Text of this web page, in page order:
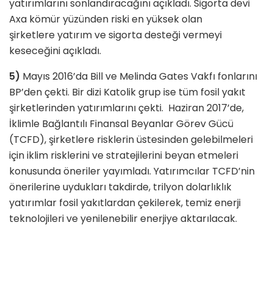
yatırımlarını sonlandıracağını açıkladı. Sigorta devi
Axa kömür yüzünden riski en yüksek olan
şirketlereyatırım ve sigorta desteği vermeyi
keseceğini açıkladı.
5) Mayıs 2016’da Bill ve Melinda Gates Vakfı fonlarını
BP’den çekti. Bir dizi Katolik grup ise tüm fosil yakıt
şirketlerinden yatırımlarını çekti. Haziran 2017’de,
İklimle Bağlantılı Finansal Beyanlar Görev Gücü
(TCFD), şirketlere risklerin üstesinden gelebilmeleri
için iklim risklerini ve stratejilerini beyan etmeleri
konusunda öneriler yayımladı. Yatırımcılar TCFD’nin
önerilerine uydukları takdirde, trilyon dolarlıklık
yatırımlar fosil yakıtlardan çekilerek, temiz enerji
teknolojileri ve yenilenebilir enerjiye aktarılacak.